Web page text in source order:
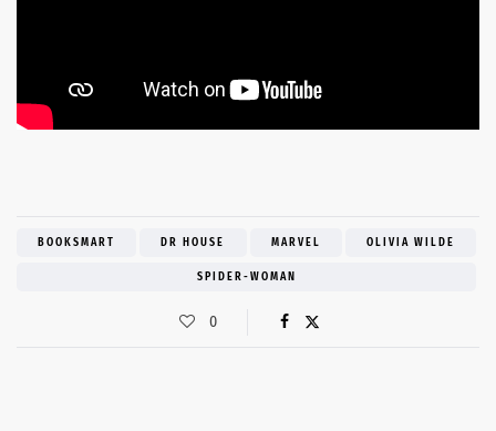
BOOKSMART DR HOUSE MARVEL OLIVIA WILDE
SPIDER-WOMAN
0